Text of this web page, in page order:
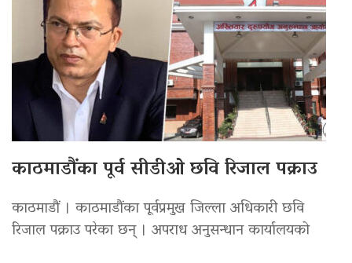
काठमाडौंका पूर्व सीडीओ छवि रिजाल पक्राउ
काठमाडौं । काठमाडौंका पूर्वप्रमुख जिल्ला अधिकारी छवि
रिजाल पक्राउ परेका छन् । अपराध अनुसन्धान कार्यालयको